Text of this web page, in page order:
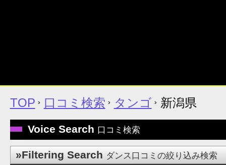
TOP 口コミ検索 タンゴ 新潟県
Voice Search 口コミ検索
»Filtering Search ダンス口コミの絞り込み検索